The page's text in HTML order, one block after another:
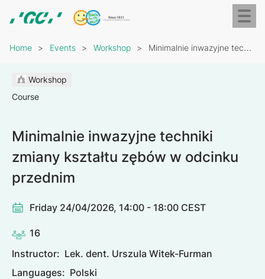
content
Europe
Breadcrumb
Home Events Workshop Minimalnie inwazyjne techniki zmiany kształtu zębów w odcinku…
Workshop
Course
Minimalnie inwazyjne techniki
zmiany kształtu zębów w odcinku
przednim
Friday 24/04/2026, 14:00 - 18:00 CEST
16
Instructor: Lek. dent. Urszula Witek-Furman
Languages: Polski